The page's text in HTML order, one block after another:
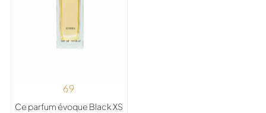
69
Ce parfum évoque Black XS